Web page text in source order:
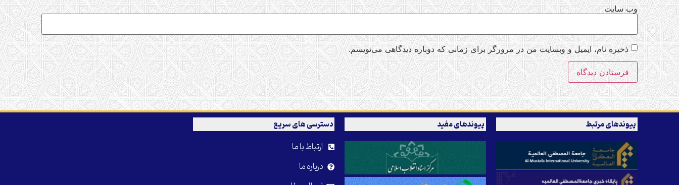
وب‌ سایت
ذخیره نام، ایمیل و وبسایت من در مرورگر برای زمانی که دوباره دیدگاهی می‌نویسم.
پیوندهای مرتبط پیوندهای مفید دسترسی های سریع
ارتباط با ما
درباره ما